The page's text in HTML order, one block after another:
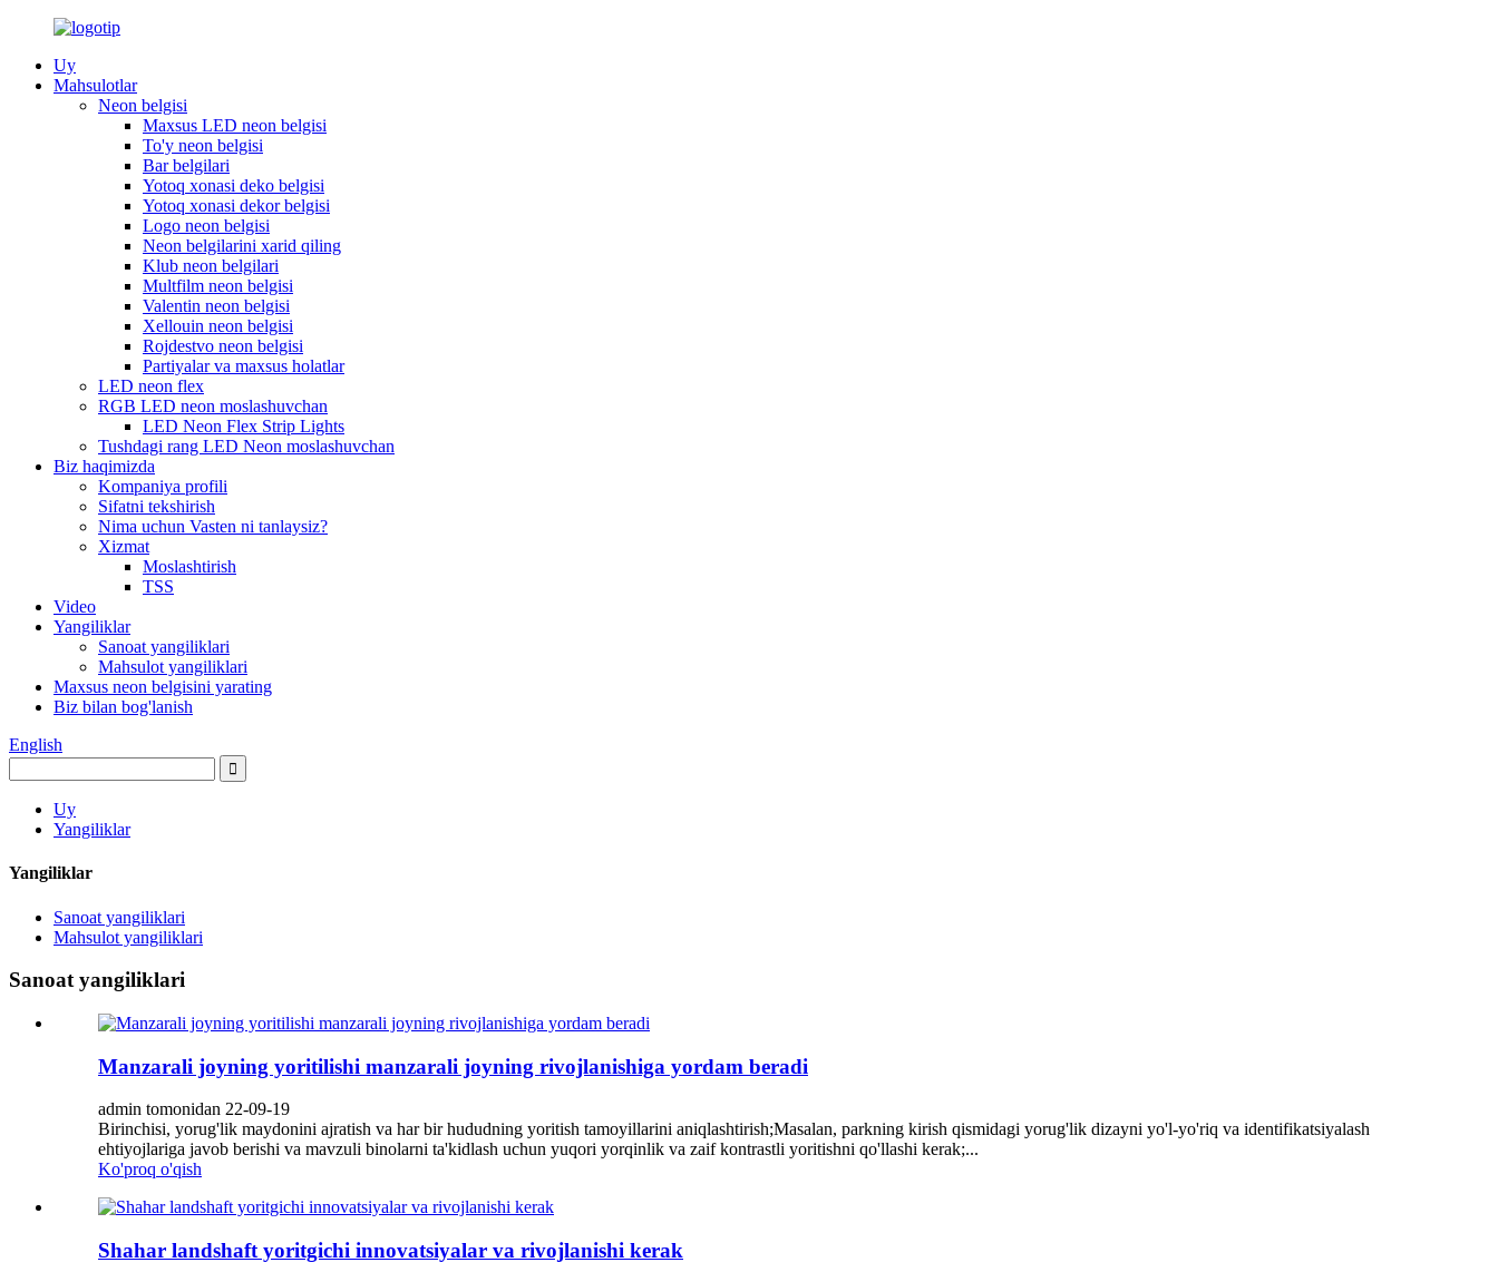
Uy
Mahsulotlar
Neon belgisi
Maxsus LED neon belgisi
To'y neon belgisi
Bar belgilari
Yotoq xonasi deko belgisi
Yotoq xonasi dekor belgisi
Logo neon belgisi
Neon belgilarini xarid qiling
Klub neon belgilari
Multfilm neon belgisi
Valentin neon belgisi
Xellouin neon belgisi
Rojdestvo neon belgisi
Partiyalar va maxsus holatlar
LED neon flex
RGB LED neon moslashuvchan
LED Neon Flex Strip Lights
Tushdagi rang LED Neon moslashuvchan
Biz haqimizda
Kompaniya profili
Sifatni tekshirish
Nima uchun Vasten ni tanlaysiz?
Xizmat
Moslashtirish
TSS
Video
Yangiliklar
Sanoat yangiliklari
Mahsulot yangiliklari
Maxsus neon belgisini yarating
Biz bilan bog'lanish
English
Uy
Yangiliklar
Yangiliklar
Sanoat yangiliklari
Mahsulot yangiliklari
Sanoat yangiliklari
Manzarali joyning yoritilishi manzarali joyning rivojlanishiga yordam beradi
admin tomonidan 22-09-19
Birinchisi, yorug'lik maydonini ajratish va har bir hududning yoritish tamoyillarini aniqlashtirish;Masalan, parkning kirish qismidagi yorug'lik dizayni yo'l-yo'riq va identifikatsiyalash
ehtiyojlariga javob berishi va mavzuli binolarni ta'kidlash uchun yuqori yorqinlik va zaif kontrastli yoritishni qo'llashi kerak;...
Ko'proq o'qish
Shahar landshaft yoritgichi innovatsiyalar va rivojlanishi kerak